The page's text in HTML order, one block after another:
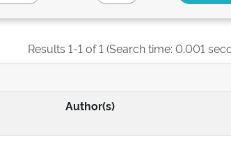
Results 1-1 of 1 (Search time: 0.001
Author(s)